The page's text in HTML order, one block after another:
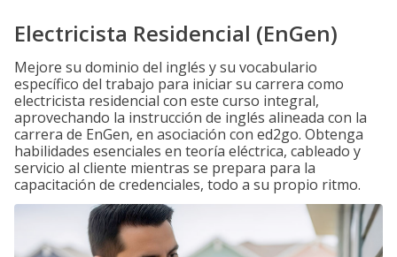
Electricista Residencial (EnGen)
Mejore su dominio del inglés y su vocabulario
específico del trabajo para iniciar su carrera como
electricista residencial con este curso integral,
aprovechando la instrucción de inglés alineada con la
carrera de EnGen, en asociación con ed2go. Obtenga
habilidades esenciales en teoría eléctrica, cableado y
servicio al cliente mientras se prepara para la
capacitación de credenciales, todo a su propio ritmo.